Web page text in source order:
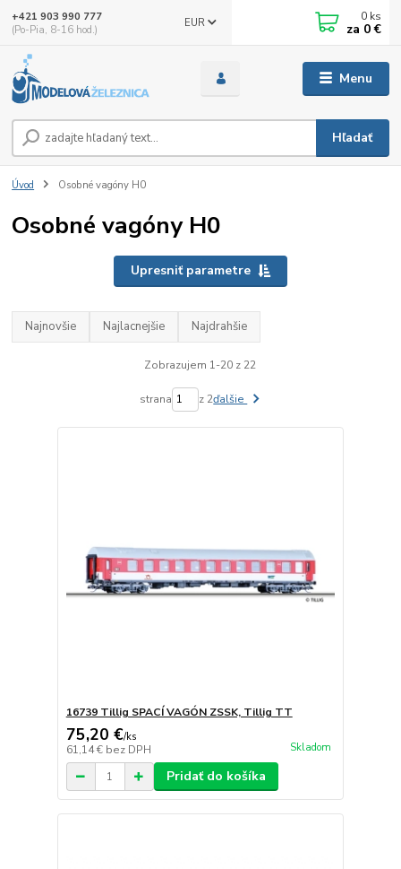
Menu
EUR
Hľadať
+421 903 990 777
(Po-Pia, 8-16 hod.)
0 ks
za 0 €
Úvod Osobné vagóny H0
Osobné vagóny H0
Upresniť parametre
Najnovšie Najlacnejšie Najdrahšie
Zobrazujem 1-20 z 22
strana z 2ďalšie
16739 Tillig SPACÍ VAGÓN ZSSK, Tillig TT
75,20 €/ks
61,14 € bez DPH Skladom
Pridať do košíka